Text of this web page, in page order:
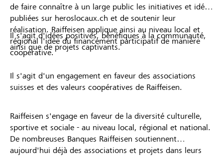
de faire connaître à un large public les initiatives et idées
publiées sur heroslocaux.ch et de soutenir leur
réalisation. Raiffeisen applique ainsi au niveau local et
régional l'idée du financement participatif de manière
coopérative.
Il s'agit d'idées positives, bénéfiques à la communauté,
ainsi que de projets captivants.
Il s'agit d'un engagement en faveur des associations
suisses et des valeurs coopératives de Raiffeisen.
Raiffeisen s'engage en faveur de la diversité culturelle,
sportive et sociale - au niveau local, régional et national.
De nombreuses Banques Raiffeisen soutiennent
aujourd'hui déjà des associations et projets dans leurs